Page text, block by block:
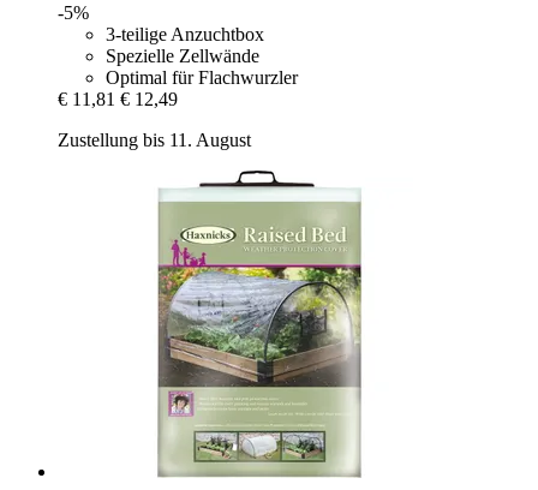
-5%
3-teilige Anzuchtbox
Spezielle Zellwände
Optimal für Flachwurzler
€ 11,81 € 12,49
Zustellung bis 11. August